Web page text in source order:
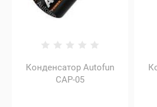
Конденсатор Autofun
CAP-05